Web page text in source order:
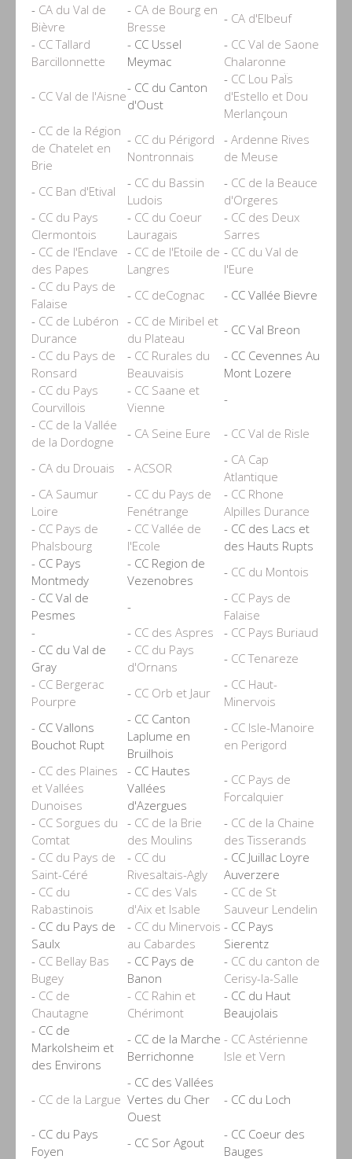
- CA du Val de
Bièvre
- CA de Bourg en
Bresse
- CA d'Elbeuf
- CC Tallard
Barcillonnette
- CC Ussel
Meymac
- CC Val de Saone
Chalaronne
- CC Val de l'Aisne
- CC du Canton
d'Oust
- CC Lou PaÏs
d'Estello et Dou
Merlançoun
- CC de la Région
de Chatelet en
Brie
- CC du Périgord
Nontronnais
- Ardenne Rives
de Meuse
- CC Ban d'Etival
- CC du Bassin
Ludois
- CC de la Beauce
d'Orgeres
- CC du Pays
Clermontois
- CC du Coeur
Lauragais
- CC des Deux
Sarres
- CC de l'Enclave
des Papes
- CC de l'Etoile de
Langres
- CC du Val de
l'Eure
- CC du Pays de
Falaise
- CC deCognac
- CC Vallée Bievre
- CC de Lubéron
Durance
- CC de Miribel et
du Plateau
- CC Val Breon
- CC du Pays de
Ronsard
- CC Rurales du
Beauvaisis
- CC Cevennes Au
Mont Lozere
- CC du Pays
Courvillois
- CC Saane et
Vienne
-
- CC de la Vallée
de la Dordogne
- CA Seine Eure - CC Val de Risle
- CA du Drouais - ACSOR
- CA Cap
Atlantique
- CA Saumur
Loire
- CC du Pays de
Fenétrange
- CC Rhone
Alpilles Durance
- CC Pays de
Phalsbourg
- CC Vallée de
l'Ecole
- CC des Lacs et
des Hauts Rupts
- CC Pays
Montmedy
- CC Region de
Vezenobres
- CC du Montois
- CC Val de
Pesmes
-
- CC Pays de
Falaise
-
- CC des Aspres - CC Pays Buriaud
- CC du Val de
Gray
- CC du Pays
d'Ornans
- CC Tenareze
- CC Bergerac
Pourpre
- CC Orb et Jaur
- CC Haut-
Minervois
- CC Vallons
Bouchot Rupt
- CC Canton
Laplume en
Bruilhois
- CC Isle-Manoire
en Perigord
- CC des Plaines
et Vallées
Dunoises
- CC Hautes
Vallées
d'Azergues
- CC Pays de
Forcalquier
- CC Sorgues du
Comtat
- CC de la Brie
des Moulins
- CC de la Chaine
des Tisserands
- CC du Pays de
Saint-Céré
- CC du
Rivesaltais-Agly
- CC Juillac Loyre
Auverzere
- CC du
Rabastinois
- CC des Vals
d'Aix et Isable
- CC de St
Sauveur Lendelin
- CC du Pays de
Saulx
- CC du Minervois
au Cabardes
- CC Pays
Sierentz
- CC Bellay Bas
Bugey
- CC Pays de
Banon
- CC du canton de
Cerisy-la-Salle
- CC de
Chautagne
- CC Rahin et
Chérimont
- CC du Haut
Beaujolais
- CC de
Markolsheim et
des Environs
- CC de la Marche
Berrichonne
- CC Astérienne
Isle et Vern
- CC de la Largue
- CC des Vallées
Vertes du Cher
Ouest
- CC du Loch
- CC du Pays
Foyen
- CC Sor Agout
- CC Coeur des
Bauges